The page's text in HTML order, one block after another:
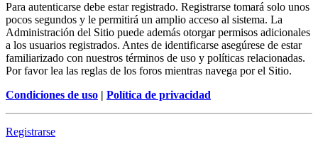
Para autenticarse debe estar registrado. Registrarse tomará solo unos
pocos segundos y le permitirá un amplio acceso al sistema. La
Administración del Sitio puede además otorgar permisos adicionales
a los usuarios registrados. Antes de identificarse asegúrese de estar
familiarizado con nuestros términos de uso y políticas relacionadas.
Por favor lea las reglas de los foros mientras navega por el Sitio.
Condiciones de uso | Política de privacidad
Registrarse